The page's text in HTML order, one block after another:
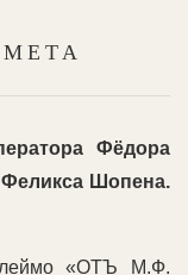
Фёдора
Шопена.
«ОТЪ М.Ф.